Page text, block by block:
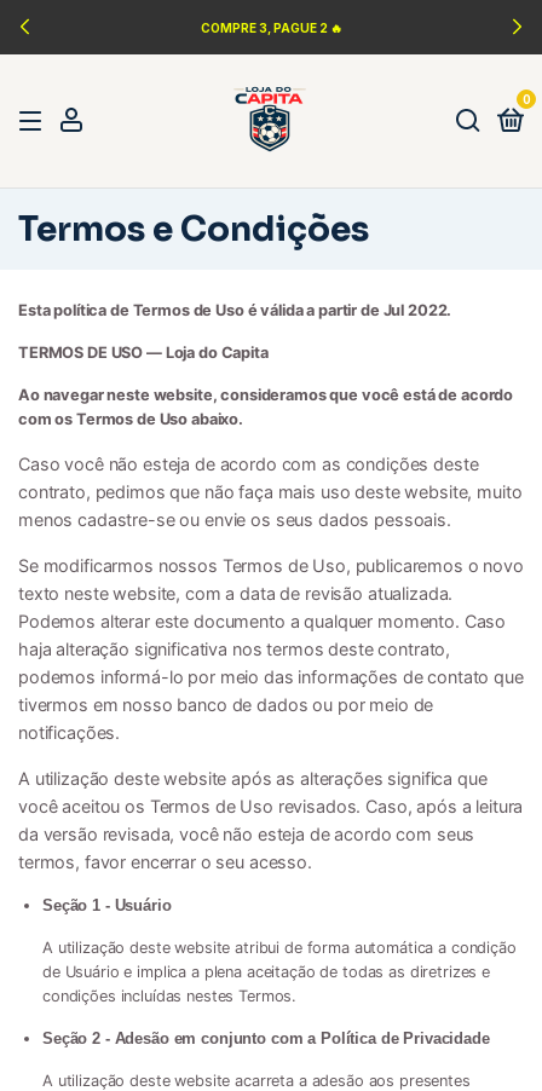
COMPRE 3, PAGUE 2 🔥
0
Termos e Condições
Esta política de Termos de Uso é válida a partir de Jul 2022.
TERMOS DE USO — Loja do Capita
Ao navegar neste website, consideramos que você está de acordo
com os Termos de Uso abaixo.
Caso você não esteja de acordo com as condições deste
contrato, pedimos que não faça mais uso deste website, muito
menos cadastre-se ou envie os seus dados pessoais.
Se modificarmos nossos Termos de Uso, publicaremos o novo
texto neste website, com a data de revisão atualizada.
Podemos alterar este documento a qualquer momento. Caso
haja alteração significativa nos termos deste contrato,
podemos informá-lo por meio das informações de contato que
tivermos em nosso banco de dados ou por meio de
notificações.
A utilização deste website após as alterações significa que
você aceitou os Termos de Uso revisados. Caso, após a leitura
da versão revisada, você não esteja de acordo com seus
termos, favor encerrar o seu acesso.
Seção 1 - Usuário
A utilização deste website atribui de forma automática a condição
de Usuário e implica a plena aceitação de todas as diretrizes e
condições incluídas nestes Termos.
Seção 2 - Adesão em conjunto com a Política de Privacidade
A utilização deste website acarreta a adesão aos presentes